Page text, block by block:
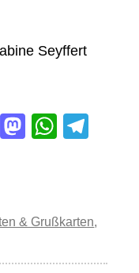
Seyffert
Bl
M
d
W
A a
& Grußkarten,